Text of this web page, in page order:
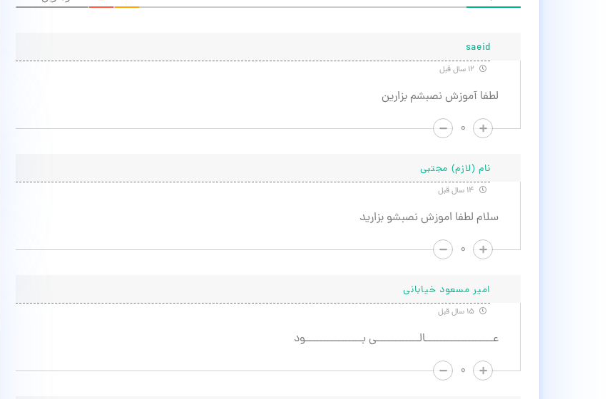
saeid
لطفا آموزش نصبشم بزارین
۰
نام (لازم) مجتبی
سلام لطفا اموزش نصبشو بزارید
۰
امیر مسعود خیابانی
عـــــــــــــــــــالــــــــــــی بــــــــــــــــود
۰